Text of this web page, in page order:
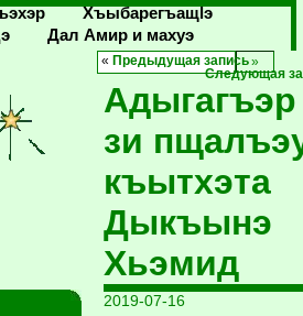
Хъыбарегъащlэ
Дал Амир и махуэ
« Предыдущая запись
Следующая
Адыгагъэр
зи
къытхэта
Дыкъынэ
Хьэмид
2019-07-16